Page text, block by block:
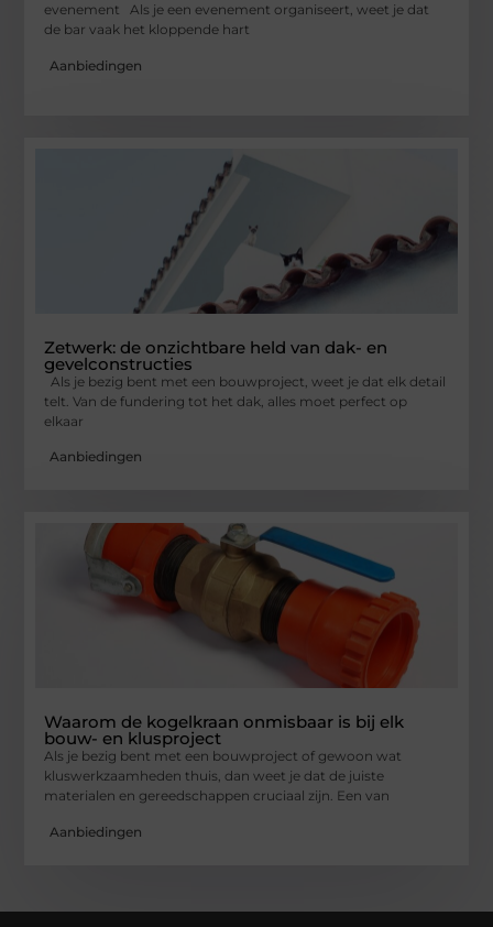
evenement Als je een evenement organiseert, weet je dat
de bar vaak het kloppende hart
Aanbiedingen
Zetwerk: de onzichtbare held van dak- en
gevelconstructies
Als je bezig bent met een bouwproject, weet je dat elk detail
telt. Van de fundering tot het dak, alles moet perfect op
elkaar
Aanbiedingen
Waarom de kogelkraan onmisbaar is bij elk
bouw- en klusproject
Als je bezig bent met een bouwproject of gewoon wat
kluswerkzaamheden thuis, dan weet je dat de juiste
materialen en gereedschappen cruciaal zijn. Een van
Aanbiedingen